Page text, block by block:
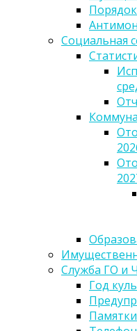
Социальная
Служба ГО и
Год